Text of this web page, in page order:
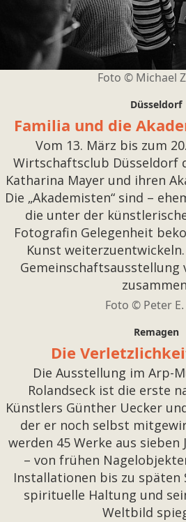
Foto © Michael
Düsseldorf
Familia und die
Vom 13. März bis zum
Wirtschaftsclub Düsseldorf
Katharina Mayer und ihren
Die „Akademisten“ sind –
die unter der
Fotografin Gelegenheit
Kunst
Gemeinschaftsausstellung
Foto © Peter E.
Remagen
Die
Die Ausstellung im Arp-
Rolandseck ist die erste
Künstlers Günther Uecker
der er noch selbst
werden 45 Werke aus sieben
– von frühen
Installationen bis zu späten
spirituelle Haltung und
Weltbild